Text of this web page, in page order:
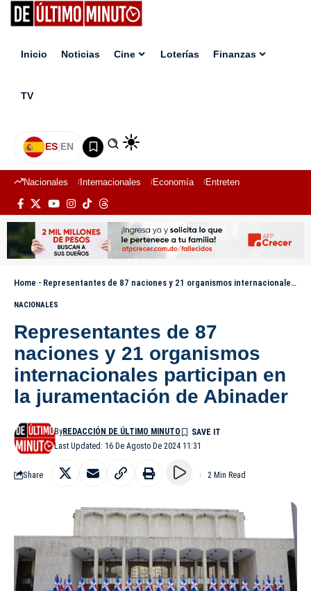
Inicio Noticias Cine Loterías Finanzas
TV
ES|EN
Nacionales Internacionales Economía Entretenimiento
Home - Representantes de 87 naciones y 21 organismos internacionales participan en la juramentación de Abinader
NACIONALES
Representantes de 87
naciones y 21 organismos
internacionales participan en
la juramentación de Abinader
Last Updated: 16 De Agosto De 2024 11:31
ByREDACCIÓN DE ÚLTIMO MINUTO
Share 2 Min Read